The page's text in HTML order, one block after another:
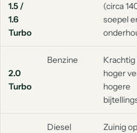
1.5 /
1.6
Turbo
(circa
soepel
2.0
Turbo
Benzine
Krachtig
hoger
hogere
Diesel
Zuinig